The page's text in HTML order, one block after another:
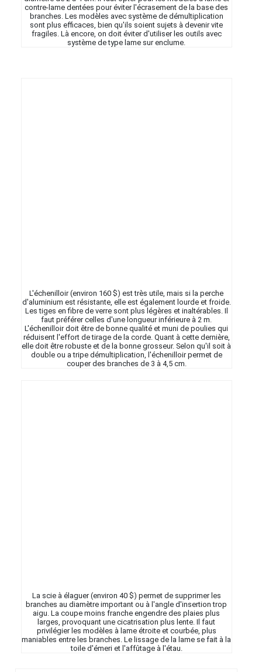
contre-lame dentées pour éviter l'écrasement de la base des
branches. Les modèles avec système de démultiplication
sont plus efficaces, bien qu'ils soient sujets à devenir vite
fragiles. Là encore, on doit éviter d'utiliser les outils avec
système de type lame sur enclume.
L'échenilloir (environ 160 $) est très utile, mais si la perche
d'aluminium est résistante, elle est également lourde et froide.
Les tiges en fibre de verre sont plus légères et inaltérables. Il
faut préférer celles d'une longueur inférieure à 2 m.
L'échenilloir doit être de bonne qualité et muni de poulies qui
réduisent l'effort de tirage de la corde. Quant à cette dernière,
elle doit être robuste et de la bonne grosseur. Selon qu'il soit à
double ou a tripe démultiplication, l'échenilloir permet de
couper des branches de 3 à 4,5 cm.
La scie à élaguer (environ 40 $) permet de supprimer les
branches au diamètre important ou à l'angle d'insertion trop
aigu. La coupe moins franche engendre des plaies plus
larges, provoquant une cicatrisation plus lente. Il faut
privilégier les modèles à lame étroite et courbée, plus
maniables entre les branches. Le lissage de la lame se fait à la
toile d'émeri et l'affûtage à l'étau.